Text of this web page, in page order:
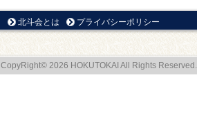
北斗会とは プライバシーポリシー
CopyRight© 2026 HOKUTOKAI All Rights Reserved.